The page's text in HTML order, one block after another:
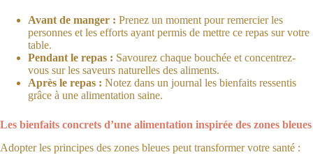
Avant de manger : Prenez un moment pour remercier les
personnes et les efforts ayant permis de mettre ce repas sur votre
table.
Pendant le repas : Savourez chaque bouchée et concentrez-
vous sur les saveurs naturelles des aliments.
Après le repas : Notez dans un journal les bienfaits ressentis
grâce à une alimentation saine.
Les bienfaits concrets d’une alimentation inspirée des zones bleues
Adopter les principes des zones bleues peut transformer votre santé :